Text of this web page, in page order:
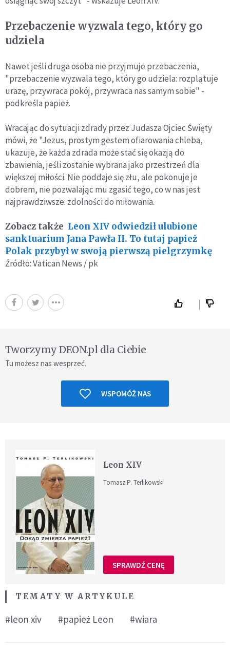
Przebaczenie wyzwala tego, który go
udziela
Nawet jeśli druga osoba nie przyjmuje przebaczenia,
"przebaczenie wyzwala tego, który go udziela: rozplątuje
urazę, przywraca pokój, przywraca nas samym sobie" -
podkreśla papież.
Wracając do sytuacji zdrady przez Judasza Ojciec Święty
mówi, że "Jezus, prostym gestem ofiarowania chleba,
ukazuje, że każda zdrada może stać się okazją do
zbawienia, jeśli zostanie wybrana jako przestrzeń dla
większej miłości. Nie poddaje się złu, ale pokonuje je
dobrem, nie pozwalając mu zgasić tego, co w nas jest
najprawdziwsze: zdolności do miłowania.
Zobacz także Leon XIV odwiedził ulubione
sanktuarium Jana Pawła II. To tutaj papież
Polak przybył w swoją pierwszą pielgrzymkę
Źródło: Vatican News / pk
Tworzymy DEON.pl dla Ciebie
Tu możesz nas wesprzeć.
WSPOMÓŻ NAS
Leon XIV
Tomasz P. Terlikowski
SPRAWDŹ CENĘ
TEMATY W ARTYKULE
#leon xiv #papież Leon #wiara